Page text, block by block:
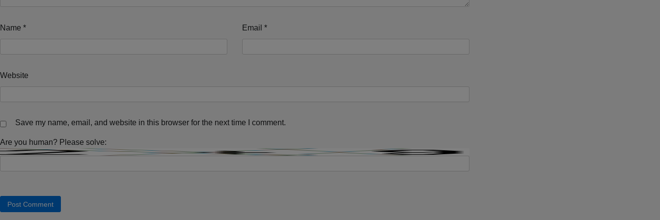
Name * Email *
Website
Save my name, email, and website in this browser for the next time I comment.
Are you human? Please solve: